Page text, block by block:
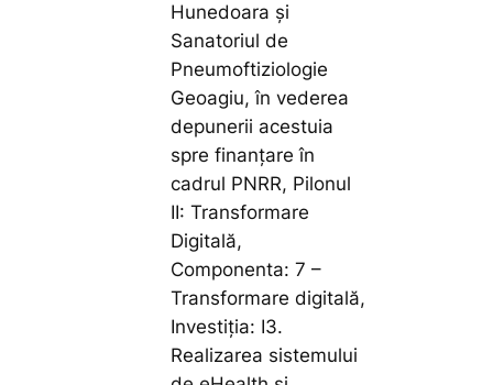
Hunedoara și
Sanatoriul de
Pneumoftiziologie
Geoagiu, în vederea
depunerii acestuia
spre finanțare în
cadrul PNRR, Pilonul
II: Transformare
Digitală,
Componenta: 7 –
Transformare digitală,
Investiția: I3.
Realizarea sistemului